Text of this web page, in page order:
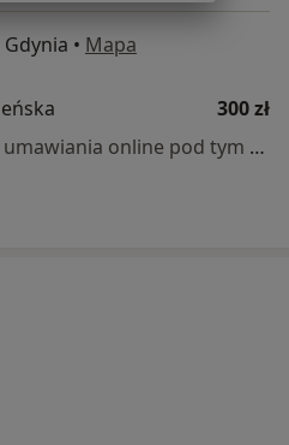
Gdynia • Mapa
300 zł
Specjalista nie oferuje umawiania online pod tym adresem.